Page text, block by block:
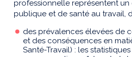
professionnelle représentent un
publique et de santé au travail,
des prévalences élevées de
et des conséquences en
Santé-Travail) : les